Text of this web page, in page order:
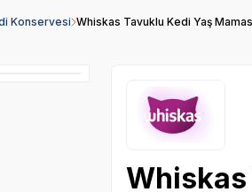
Konservesi Whiskas Tavuklu Kedi Yaş
Whiskas